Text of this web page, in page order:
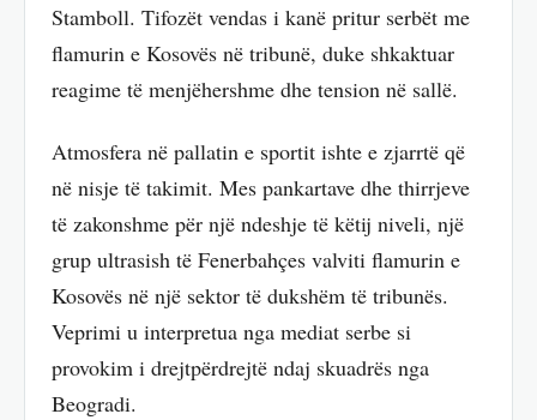
Stamboll. Tifozët vendas i kanë pritur serbët me
flamurin e Kosovës në tribunë, duke shkaktuar
reagime të menjëhershme dhe tension në sallë.
Atmosfera në pallatin e sportit ishte e zjarrtë që
në nisje të takimit. Mes pankartave dhe thirrjeve
të zakonshme për një ndeshje të këtij niveli, një
grup ultrasish të Fenerbahçes valviti flamurin e
Kosovës në një sektor të dukshëm të tribunës.
Veprimi u interpretua nga mediat serbe si
provokim i drejtpërdrejtë ndaj skuadrës nga
Beogradi.